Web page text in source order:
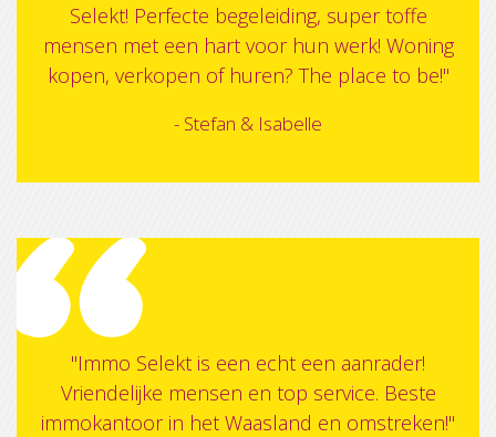
Selekt! Perfecte begeleiding, super toffe
mensen met een hart voor hun werk! Woning
kopen, verkopen of huren? The place to be!"
- Stefan & Isabelle
"Immo Selekt is een echt een aanrader!
Vriendelijke mensen en top service. Beste
immokantoor in het Waasland en omstreken!"